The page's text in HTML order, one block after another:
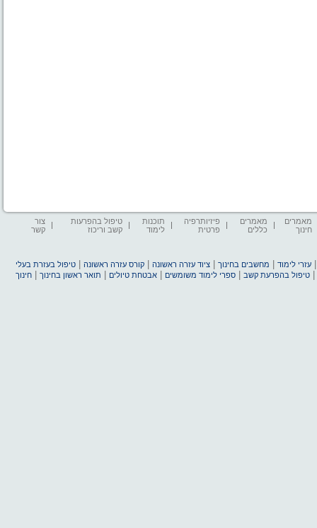
מאמרים
חינוך
מאמרים
כללים
פיזיותרפיה
פרטית
תוכנות
לימוד
טיפול בהפרעות
קשב וריכוז
צור
קשר
עזרי לימוד מחשבים בחינוך |ציוד עזרה ראשונה |קורס עזרה ראשונה |טיפול בעזרת בעלי
|טיפול בהפרעת קשב |ספרי לימוד משומשים |אבטחת טיולים תואר ראשון בחינוך |חינוך